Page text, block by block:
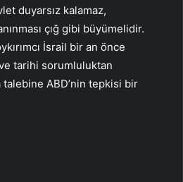
duyarsız kalamaz,
çığ gibi büyümelidir.
İsrail bir an önce
tarihi sorumluluktan
talebine ABD’nin tepkisi bir